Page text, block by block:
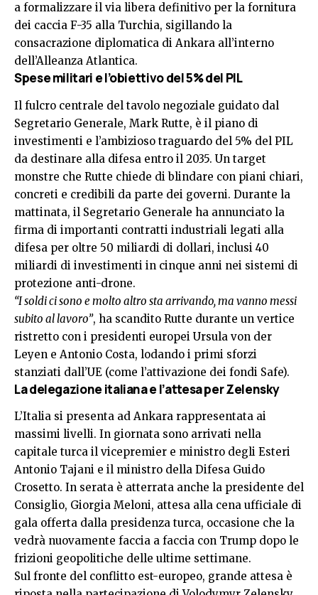
a formalizzare il via libera definitivo per la fornitura
dei caccia F-35 alla Turchia, sigillando la
consacrazione diplomatica di Ankara all’interno
dell’Alleanza Atlantica.
Spese militari e l’obiettivo del 5% del PIL
Il fulcro centrale del tavolo negoziale guidato dal
Segretario Generale, Mark Rutte, è il piano di
investimenti e l’ambizioso traguardo del 5% del PIL
da destinare alla difesa entro il 2035. Un target
monstre che Rutte chiede di blindare con piani chiari,
concreti e credibili da parte dei governi. Durante la
mattinata, il Segretario Generale ha annunciato la
firma di importanti contratti industriali legati alla
difesa per oltre 50 miliardi di dollari, inclusi 40
miliardi di investimenti in cinque anni nei sistemi di
protezione anti-drone.
“I soldi ci sono e molto altro sta arrivando, ma vanno messi
subito al lavoro”, ha scandito Rutte durante un vertice
ristretto con i presidenti europei Ursula von der
Leyen e Antonio Costa, lodando i primi sforzi
stanziati dall’UE (come l’attivazione dei fondi Safe).
La delegazione italiana e l’attesa per Zelensky
L’Italia si presenta ad Ankara rappresentata ai
massimi livelli. In giornata sono arrivati nella
capitale turca il vicepremier e ministro degli Esteri
Antonio Tajani e il ministro della Difesa Guido
Crosetto. In serata è atterrata anche la presidente del
Consiglio, Giorgia Meloni, attesa alla cena ufficiale di
gala offerta dalla presidenza turca, occasione che la
vedrà nuovamente faccia a faccia con Trump dopo le
frizioni geopolitiche delle ultime settimane.
Sul fronte del conflitto est-europeo, grande attesa è